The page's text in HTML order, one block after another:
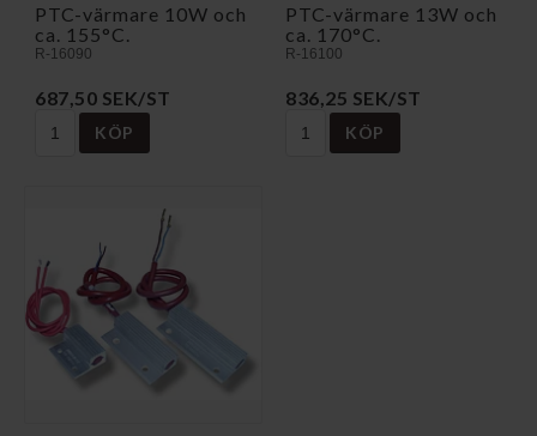
PTC-värmare 10W och
ca. 155°C.
R-16090
687,50 SEK/ST
KÖP
PTC-värmare 13W och
ca. 170°C.
R-16100
836,25 SEK/ST
KÖP